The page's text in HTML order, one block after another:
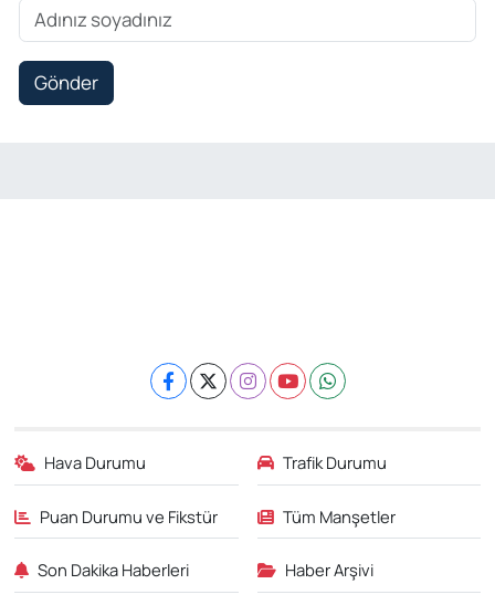
Gönder
Hava Durumu Trafik Durumu
Puan Durumu ve Fikstür Tüm Manşetler
Son Dakika Haberleri Haber Arşivi